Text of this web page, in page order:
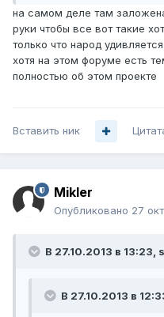
на самом деле там
руки чтобы все вот такие
только что народ
хотя на этом форуме есть
полностью об этом проекте
Вставить ник
Mikler
Опубликовано 27
В 27.10.2013 в 13:23,
В 27.10.2013 в